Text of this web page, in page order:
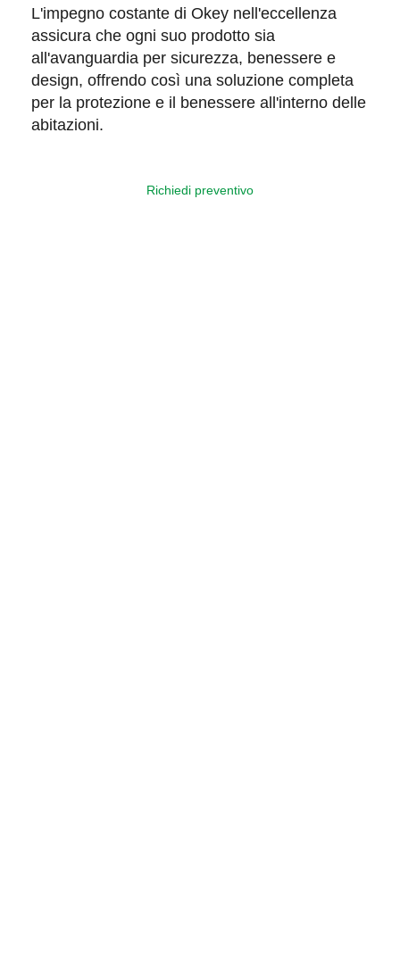
L'impegno costante di Okey nell'eccellenza
assicura che ogni suo prodotto sia
all'avanguardia per sicurezza, benessere e
design, offrendo così una soluzione completa
per la protezione e il benessere all'interno delle
abitazioni.
Richiedi preventivo